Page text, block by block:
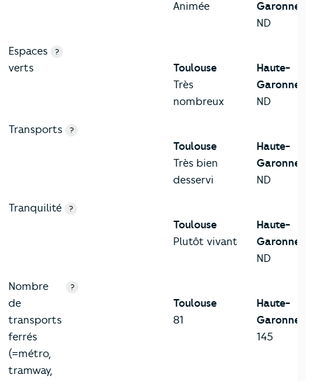
Animée
Garonne
ND
Espaces
verts
?
Toulouse
Très
nombreux
Haute-
Garonne
ND
Transports ?
Toulouse
Très bien
desservi
Haute-
Garonne
ND
Tranquilité ?
Toulouse
Plutôt vivant
Haute-
Garonne
ND
Nombre
de
transports
ferrés
(=métro,
tramway,
?
Toulouse
81
Haute-
Garonne
145